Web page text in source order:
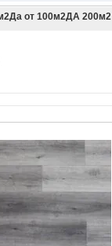
Да от 100м2ДА 200м2